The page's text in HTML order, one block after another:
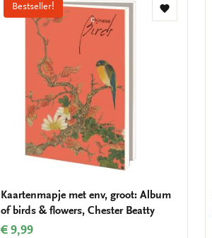
Bestseller!
Toevoegen
Kaartenmapje met env, groot: Album
of birds & flowers, Chester Beatty
€ 9,99